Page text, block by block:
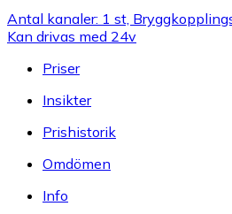
Antal kanaler: 1 st,
Kan drivas med 24v
Priser
Insikter
Prishistorik
Omdömen
Info